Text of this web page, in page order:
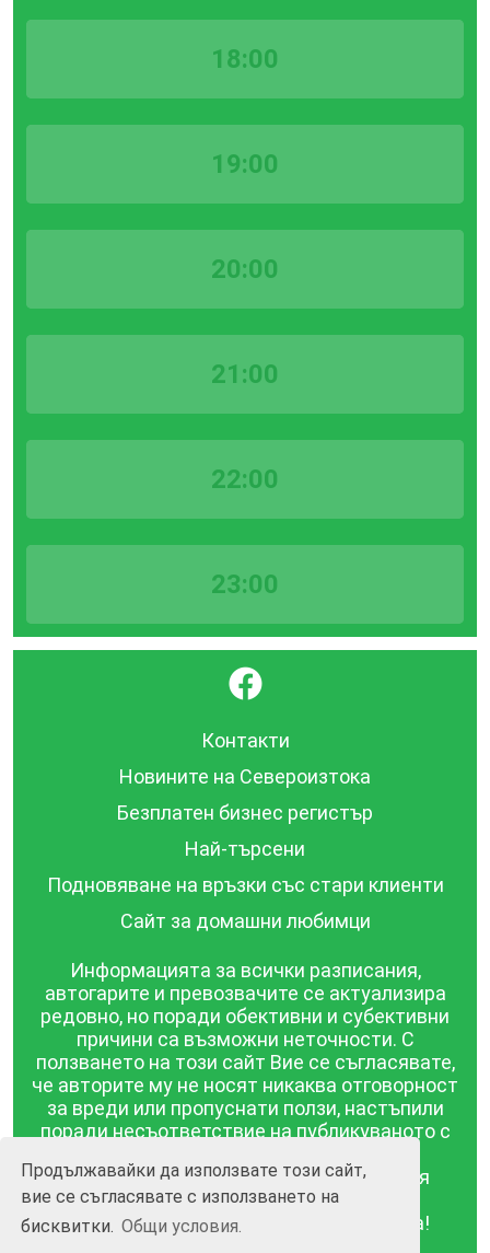
Продължавайки да използвате този сайт,
вие се съгласявате с използването на
бисквитки. Общи условия.
18:00
19:00
20:00
21:00
22:00
23:00
}
Контакти
Новините на Североизтока
Безплатен бизнес регистър
Най-търсени
Подновяване на връзки със стари клиенти
Сайт за домашни любимци
Информацията за всички разписания,
автогарите и превозвачите се актуализира
редовно, но поради обективни и субективни
причини са възможни неточности. С
ползването на този сайт Вие се съгласявате,
че авторите му не носят никаква отговорност
за вреди или пропуснати ползи, настъпили
поради несъответствие на публикуваното с
публикувана в този сайт се предоставя
такава каквато е, без гаранция за
съответствието ѝ с действителността!